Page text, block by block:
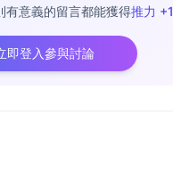
有意義的留言都能獲得推力 +1
即登入參與討論